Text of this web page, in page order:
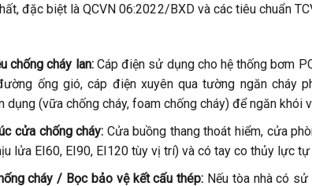
đặc biệt là QCVN 06:2022/BXD và các tiêu chuẩn
chống cháy lan:Cáp điện sử dụng cho hệ thống bơm
ống gió, cáp điện xuyên qua tường ngăn cháy
dụng (vữa chống cháy, foam chống cháy) để ngăn khói
cửa chống cháy: Cửa buồng thang thoát hiểm, cửa
lửa EI60, EI90, EI120 tùy vị trí) và có tay co thủy lực
cháy / Bọc bảo vệ kết cấu thép: Nếu tòa nhà có